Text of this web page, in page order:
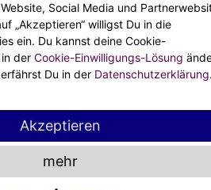
dir daraus deine eigene.
dich dazu, dass du
Podcasts wieGlückskeks
lesen, hören oder ansehen
– alles ist möglich!
Social Media und
„Akzeptieren“ willigst Du in die
ein. Du kannst deine Cookie-
der Cookie-Einwilligungs-Lösung
Du in der Datenschutzerklärung.
Akzeptieren
mehr